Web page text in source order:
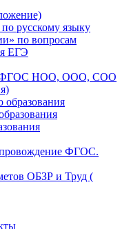
русскому языку
по вопросам
ЕГЭ
ФГОС НОО, ООО, СОО
ФГОС.
ОБЗР и Труд (